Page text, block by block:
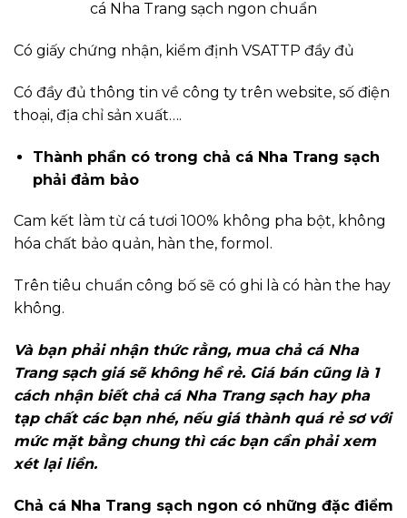
cá Nha Trang sạch ngon chuẩn
Có giấy chứng nhận, kiểm định VSATTP đầy đủ
Có đầy đủ thông tin về công ty trên website, số điện
thoại, địa chỉ sản xuất….
Thành phần có trong chả cá Nha Trang sạch
phải đảm bảo
Cam kết làm từ cá tươi 100% không pha bột, không
hóa chất bảo quản, hàn the, formol.
Trên tiêu chuẩn công bố sẽ có ghi là có hàn the hay
không.
Và bạn phải nhận thức rằng, mua chả cá Nha
Trang sạch giá sẽ không hề rẻ. Giá bán cũng là 1
cách nhận biết chả cá Nha Trang sạch hay pha
tạp chất các bạn nhé, nếu giá thành quá rẻ sơ với
mức mặt bằng chung thì các bạn cần phải xem
xét lại liền.
Chả cá Nha Trang sạch ngon có những đặc điểm